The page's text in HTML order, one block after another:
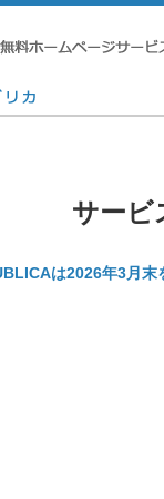
サービ
は2026年3月末